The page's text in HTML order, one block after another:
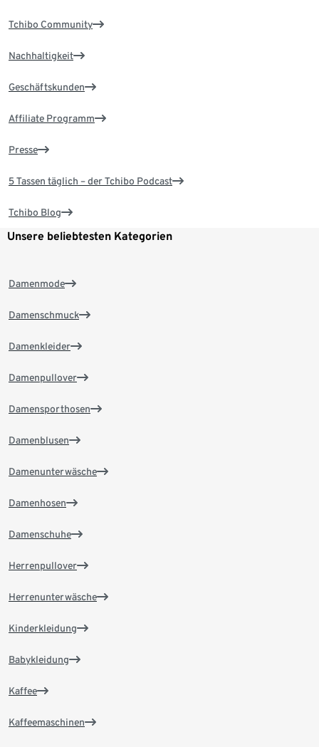
Tchibo Community
Nachhaltigkeit
Geschäftskunden
Affiliate Programm
Presse
5 Tassen täglich – der Tchibo Podcast
Tchibo Blog
Unsere beliebtesten Kategorien
Damenmode
Damenschmuck
Damenkleider
Damenpullover
Damensporthosen
Damenblusen
Damenunterwäsche
Damenhosen
Damenschuhe
Herrenpullover
Herrenunterwäsche
Kinderkleidung
Babykleidung
Kaffee
Kaffeemaschinen